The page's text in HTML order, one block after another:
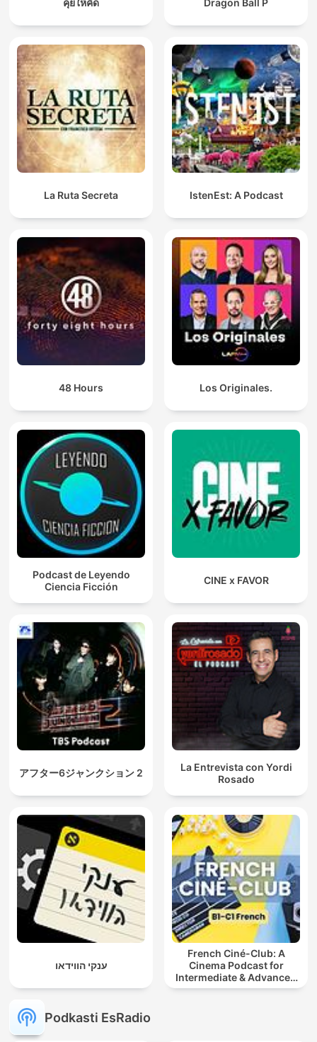
คุยให้คิด Dragon Ball P
La Ruta Secreta IstenEst: A Podcast
48 Hours Los Originales.
Podcast de Leyendo
Ciencia Ficción
CINE x FAVOR
アフター6ジャンクション 2
La Entrevista con Yordi
Rosado
ענקי הווידאו
French Ciné-Club: A
Cinema Podcast for
Intermediate & Advanced
French Learners
Podkasti EsRadio